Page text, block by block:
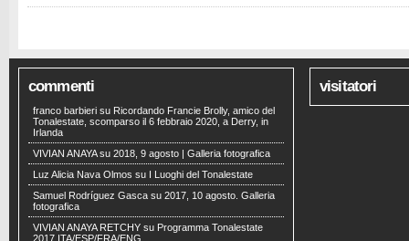
commenti
franco barbieri su Ricordando Francie Brolly, amico del
Tonalestate, scomparso il 6 febbraio 2020, a Derry, in
Irlanda
VIVIAN ANAYAsu 2018, 9 agosto | Galleria fotografica
Luz Alicia Nava Olmos su I Luoghi del Tonalestate
Samuel Rodríguez Gasca su 2017, 10 agosto. Galleria
fotografica
VIVIAN ANAYA RETCHY su Programma Tonalestate
2017 ITA/ESP/FRA/ENG
visitatori